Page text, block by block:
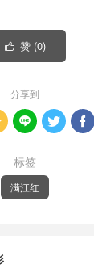
 赞 (0)
分享到
  
标签
满江红